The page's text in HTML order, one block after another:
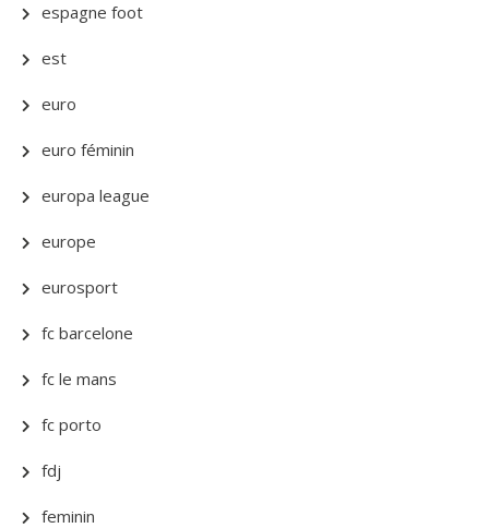
espagne foot
est
euro
euro féminin
europa league
europe
eurosport
fc barcelone
fc le mans
fc porto
fdj
feminin